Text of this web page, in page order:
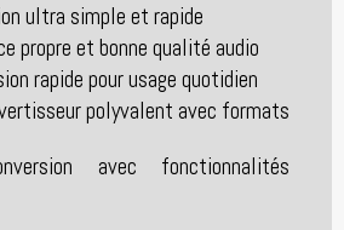
ultra simple et rapide
propre et bonne qualité audio
rapide pour usage quotidien
polyvalent avec formats
avec fonctionnalités